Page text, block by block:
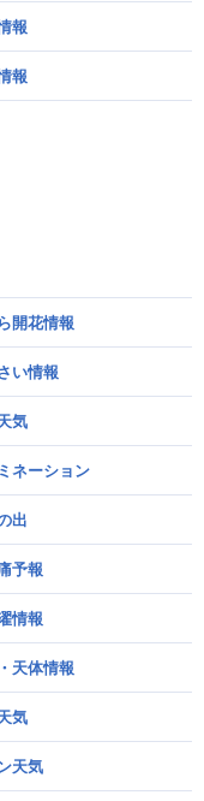
報
報
開花情報
い情報
気
ネーション
出
予報
情報
天体情報
気
天気